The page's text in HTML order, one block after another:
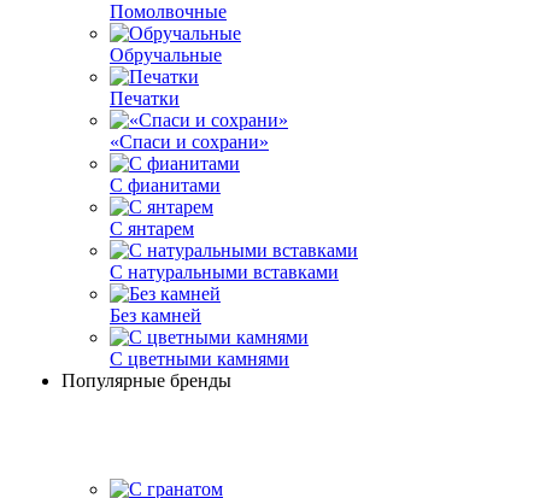
Помолвочные
Обручальные
Печатки
«Спаси и сохрани»
С фианитами
С янтарем
С натуральными вставками
Без камней
С цветными камнями
Популярные бренды